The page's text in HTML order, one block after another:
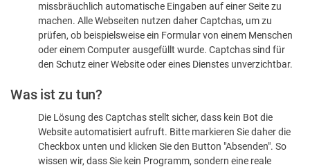
dass
sind
missbräuchlich automatische Eingaben auf einer Seite zu
machen. Alle Webseiten nutzen daher Captchas, um zu
prüfen, ob beispielsweise ein Formular von einem Menschen
oder einem Computer ausgefüllt wurde. Captchas sind für
den Schutz einer Website oder eines Dienstes unverzichtbar.
Was ist zu tun?
Die Lösung des Captchas stellt sicher, dass kein Bot die
Website automatisiert aufruft. Bitte markieren Sie daher die
Checkbox unten und klicken Sie den Button "Absenden". So
wissen wir, dass Sie kein Programm, sondern eine reale